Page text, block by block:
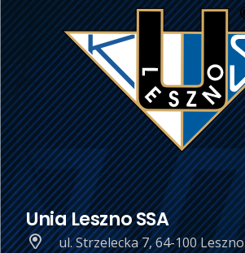
Unia Leszno SSA
ul. Strzelecka 7, 64-100 Leszno